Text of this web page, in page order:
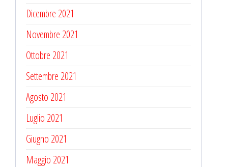
Dicembre 2021
Novembre 2021
Ottobre 2021
Settembre 2021
Agosto 2021
Luglio 2021
Giugno 2021
Maggio 2021